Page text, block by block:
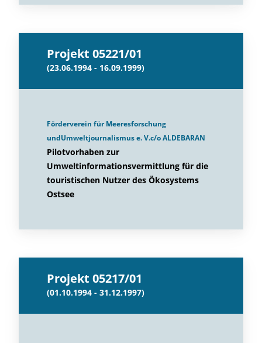
Projekt 05221/01
(23.06.1994 - 16.09.1999)
Förderverein für Meeresforschung
undUmweltjournalismus e. V.c/o ALDEBARAN
Pilotvorhaben zur
Umweltinformationsvermittlung für die
touristischen Nutzer des Ökosystems
Ostsee
Projekt 05217/01
(01.10.1994 - 31.12.1997)